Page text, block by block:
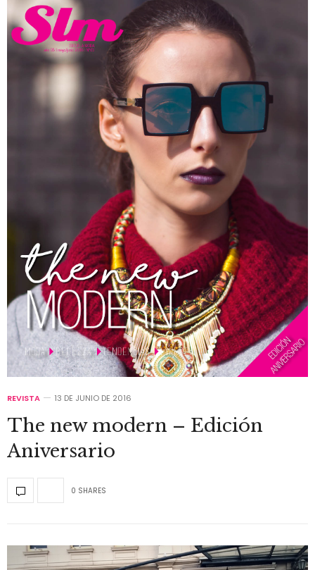
REVISTA 13 DE JUNIO DE 2016
The new modern – Edición
Aniversario
0 SHARES